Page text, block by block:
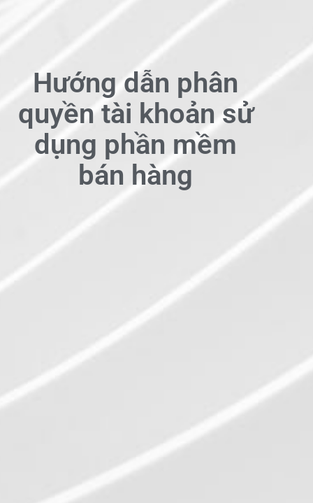
Hướng dẫn phân
quyền tài khoản sử
dụng phần mềm
bán hàng